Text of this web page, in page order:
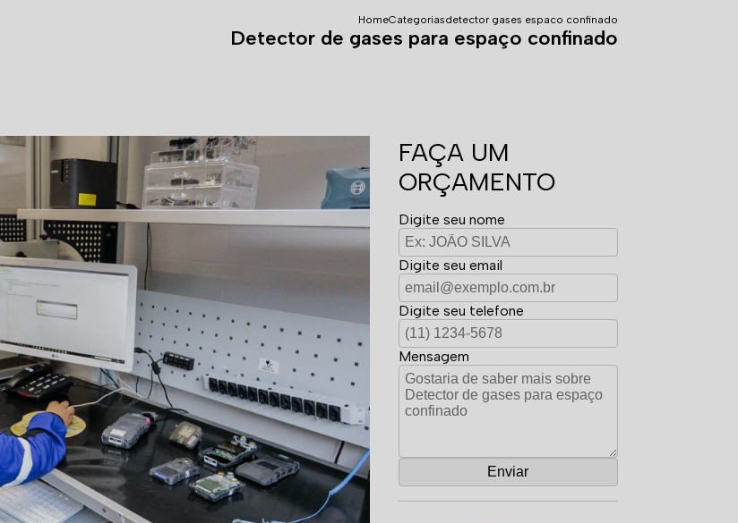
HomeCategoriasdetector gases espaco confinado
Detector de gases para espaço confinado
FAÇA UM
ORÇAMENTO
Digite seu nome
Digite seu email
Digite seu telefone
Mensagem